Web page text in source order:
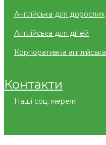
англійська для дорослих
англійська для дітей
корпоративна англійська
контакти
Наші соц. мережі